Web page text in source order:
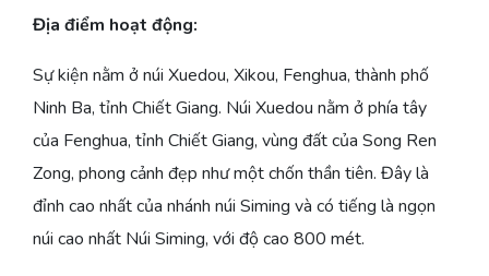
Địa điểm hoạt động:
Sự kiện nằm ở núi Xuedou, Xikou, Fenghua, thành phố
Ninh Ba, tỉnh Chiết Giang. Núi Xuedou nằm ở phía tây
của Fenghua, tỉnh Chiết Giang, vùng đất của Song Ren
Zong, phong cảnh đẹp như một chốn thần tiên. Đây là
đỉnh cao nhất của nhánh núi Siming và có tiếng là ngọn
núi cao nhất Núi Siming, với độ cao 800 mét.